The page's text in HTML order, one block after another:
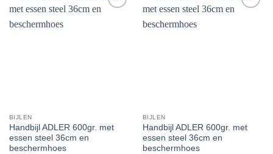
BIJLEN
Handbijl ADLER 600gr. met
essen steel 36cm en
beschermhoes
BIJLEN
Handbijl ADLER 600gr. met
essen steel 36cm en
beschermhoes